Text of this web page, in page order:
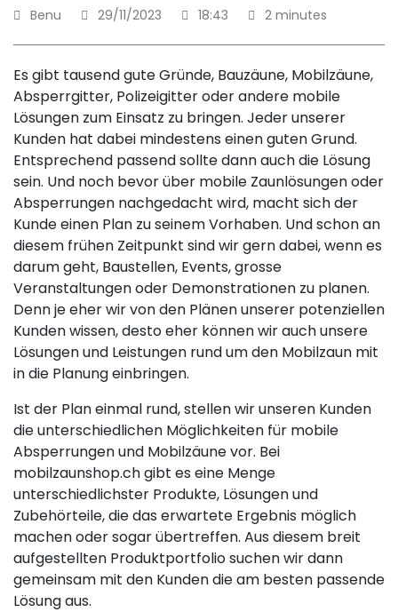
Benu 29/11/2023 18:43 2 minutes
Es gibt tausend gute Gründe, Bauzäune, Mobilzäune,
Absperrgitter, Polizeigitter oder andere mobile
Lösungen zum Einsatz zu bringen. Jeder unserer
Kunden hat dabei mindestens einen guten Grund.
Entsprechend passend sollte dann auch die Lösung
sein. Und noch bevor über mobile Zaunlösungen oder
Absperrungen nachgedacht wird, macht sich der
Kunde einen Plan zu seinem Vorhaben. Und schon an
diesem frühen Zeitpunkt sind wir gern dabei, wenn es
darum geht, Baustellen, Events, grosse
Veranstaltungen oder Demonstrationen zu planen.
Denn je eher wir von den Plänen unserer potenziellen
Kunden wissen, desto eher können wir auch unsere
Lösungen und Leistungen rund um den Mobilzaun mit
in die Planung einbringen.
Ist der Plan einmal rund, stellen wir unseren Kunden
die unterschiedlichen Möglichkeiten für mobile
Absperrungen und Mobilzäune vor. Bei
mobilzaunshop.ch gibt es eine Menge
unterschiedlichster Produkte, Lösungen und
Zubehörteile, die das erwartete Ergebnis möglich
machen oder sogar übertreffen. Aus diesem breit
aufgestellten Produktportfolio suchen wir dann
gemeinsam mit den Kunden die am besten passende
Lösung aus.